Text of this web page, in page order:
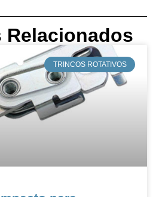
Relacionados
​TRINCOS ROTATIVOS